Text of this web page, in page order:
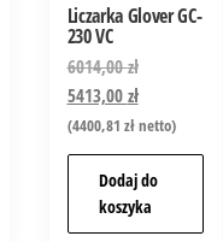
Liczarka Glover GC-
230 VC
6014,00zł
5413,00zł
(4400,81 złnetto)
Dodaj do
koszyka